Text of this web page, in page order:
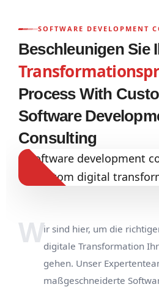
SOFTWARE DEVELOPMENT
Beschleunigen Sie
Process With
Software
Consulting
Wir sind hier, um die
digitale Transformation
gehen. Unser
maßgeschneiderte